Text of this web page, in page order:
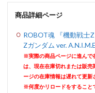
商品詳細ページ
ROBOT魂 『機動戦士
Zガンダム ver.
※実際の商品ページに進んで
は、現在在庫切れまたは販
ージの在庫情報は遅れて更新
※何度かリロードをすること